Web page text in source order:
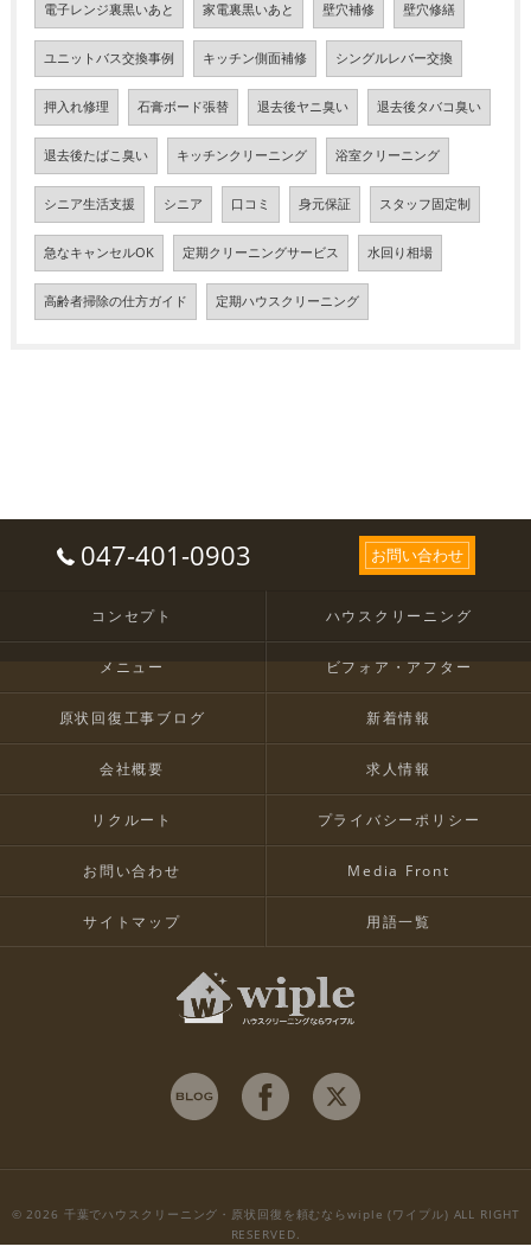
電子レンジ裏黒いあと 家電裏黒いあと 壁穴補修 壁穴修繕
ユニットバス交換事例 キッチン側面補修 シングルレバー交換
押入れ修理 石膏ボード張替 退去後ヤニ臭い 退去後タバコ臭い
退去後たばこ臭い キッチンクリーニング 浴室クリーニング
シニア生活支援 シニア 口コミ 身元保証 スタッフ固定制
急なキャンセルOK 定期クリーニングサービス 水回り相場
高齢者掃除の仕方ガイド 定期ハウスクリーニング
047-401-0903 お問い合わせ
コンセプト ハウスクリーニング
メニュー ビフォア・アフター
原状回復工事ブログ 新着情報
会社概要 求人情報
リクルート プライバシーポリシー
お問い合わせ Media Front
サイトマップ 用語一覧
© 2026 千葉でハウスクリーニング・原状回復を頼むならwiple (ワイプル) ALL RIGHT
RESERVED.